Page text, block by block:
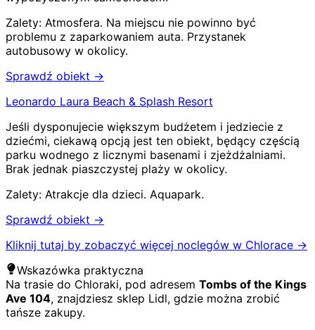
Zalety: Atmosfera. Na miejscu nie powinno być
problemu z zaparkowaniem auta. Przystanek
autobusowy w okolicy.
Sprawdź obiekt →
Leonardo Laura Beach & Splash Resort
Jeśli dysponujecie większym budżetem i jedziecie z
dziećmi, ciekawą opcją jest ten obiekt, będący częścią
parku wodnego z licznymi basenami i zjeżdżalniami.
Brak jednak piaszczystej plaży w okolicy.
Zalety: Atrakcje dla dzieci. Aquapark.
Sprawdź obiekt →
Kliknij tutaj by zobaczyć więcej noclegów w Chlorace →
Wskazówka praktyczna
Na trasie do Chloraki, pod adresem Tombs of the Kings
Ave 104, znajdziesz sklep Lidl, gdzie można zrobić
tańsze zakupy.